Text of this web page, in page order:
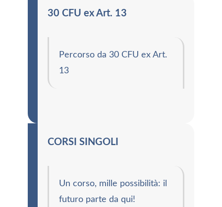
30 CFU ex Art. 13
Percorso da 30 CFU ex Art.
13
CORSI SINGOLI
Un corso, mille possibilità: il
futuro parte da qui!